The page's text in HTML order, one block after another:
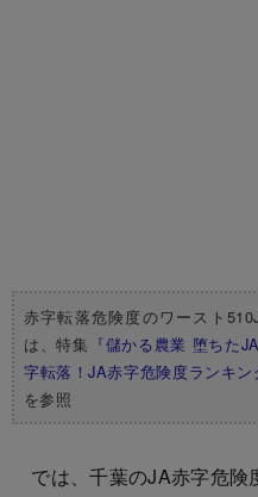
赤字転落危険度のワースト
は、特集 『儲かる農業 堕ちたJA
字転落！JA赤字危険度ランキン
を参照
では、千葉のJA赤字危険